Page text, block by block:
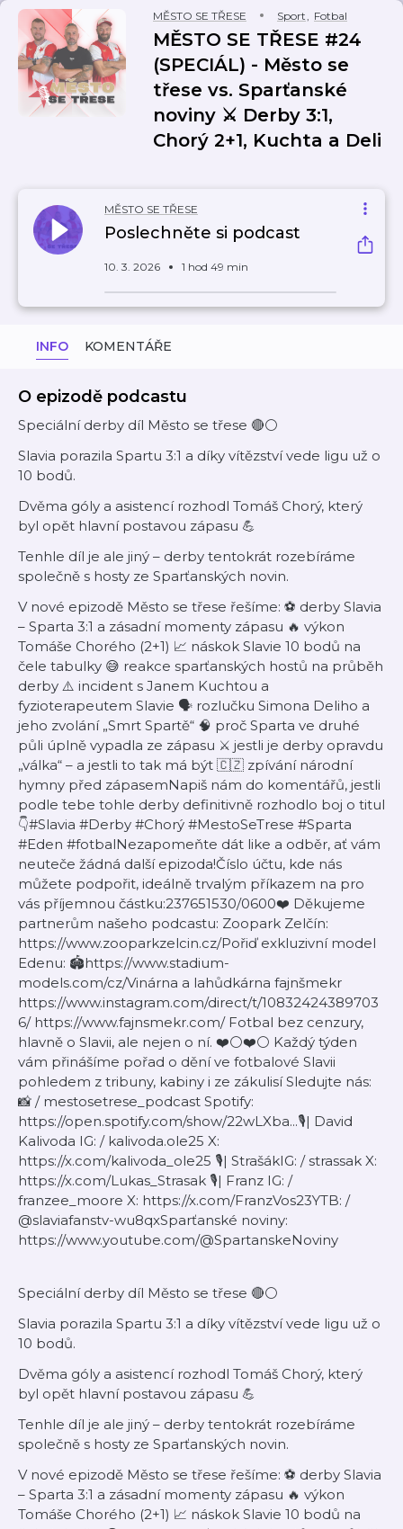
MĚSTO SE TŘESE Sport, Fotbal
MĚSTO SE TŘESE #24
(SPECIÁL) - Město se
třese vs. Sparťanské
noviny ⚔️ Derby 3:1,
Chorý 2+1, Kuchta a Deli
MĚSTO SE TŘESE
Poslechněte si podcast
10. 3. 2026 1 hod 49 min
INFO KOMENTÁŘE
O epizodě podcastu
Speciální derby díl Město se třese 🔴⚪
Slavia porazila Spartu 3:1 a díky vítězství vede ligu už o
10 bodů.
Dvěma góly a asistencí rozhodl Tomáš Chorý, který
byl opět hlavní postavou zápasu 💪
Tenhle díl je ale jiný – derby tentokrát rozebíráme
společně s hosty ze Sparťanských novin.
V nové epizodě Město se třese řešíme: ⚽ derby Slavia
– Sparta 3:1 a zásadní momenty zápasu 🔥 výkon
Tomáše Chorého (2+1) 📈 náskok Slavie 10 bodů na
čele tabulky 😅 reakce sparťanských hostů na průběh
derby ⚠️ incident s Janem Kuchtou a
fyzioterapeutem Slavie 🗣️ rozlučku Simona Deliho a
jeho zvolání „Smrt Spartě“ 🧠 proč Sparta ve druhé
půli úplně vypadla ze zápasu ⚔️ jestli je derby opravdu
„válka“ – a jestli to tak má být 🇨🇿 zpívání národní
hymny před zápasemNapiš nám do komentářů, jestli
podle tebe tohle derby definitivně rozhodlo boj o titul
👇#Slavia #Derby #Chorý #MestoSeTrese #Sparta
#Eden #fotbalNezapomeňte dát like a odběr, ať vám
neuteče žádná další epizoda!Číslo účtu, kde nás
můžete podpořit, ideálně trvalým příkazem na pro
vás příjemnou částku:237651530/0600❤️ Děkujeme
partnerům našeho podcastu: Zoopark Zelčín:
https://www.zooparkzelcin.cz/Pořiď exkluzivní model
Edenu: 🏟️https://www.stadium-
models.com/cz/Vinárna a lahůdkárna fajnšmekr
https://www.instagram.com/direct/t/10832424389703
6/ https://www.fajnsmekr.com/ Fotbal bez cenzury,
hlavně o Slavii, ale nejen o ní. ❤️⚪❤️⚪ Každý týden
vám přinášíme pořad o dění ve fotbalové Slavii
pohledem z tribuny, kabiny i ze zákulisí Sledujte nás:
📸 / mestosetrese_podcast Spotify:
https://open.spotify.com/show/22wLXba...🎙️| David
Kalivoda IG: / kalivoda.ole25 X:
https://x.com/kalivoda_ole25 🎙️| StrašákIG: / strassak X:
https://x.com/Lukas_Strasak 🎙️| Franz IG: /
franzee_moore X: https://x.com/FranzVos23YTB: /
@slaviafanstv-wu8qxSparťanské noviny:
https://www.youtube.com/@SpartanskeNoviny
Speciální derby díl Město se třese 🔴⚪
Slavia porazila Spartu 3:1 a díky vítězství vede ligu už o
10 bodů.
Dvěma góly a asistencí rozhodl Tomáš Chorý, který
byl opět hlavní postavou zápasu 💪
Tenhle díl je ale jiný – derby tentokrát rozebíráme
společně s hosty ze Sparťanských novin.
V nové epizodě Město se třese řešíme: ⚽ derby Slavia
– Sparta 3:1 a zásadní momenty zápasu 🔥 výkon
Tomáše Chorého (2+1) 📈 náskok Slavie 10 bodů na